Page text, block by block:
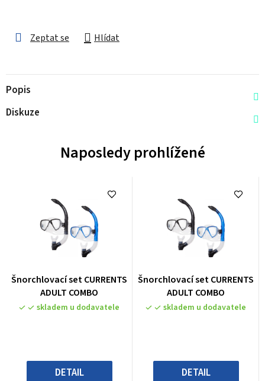
Zeptat se Hlídat
Popis
Diskuze
Naposledy prohlížené
Průměrné
hodnocení
produktu
hvězdiček.
Šnorchlovací set CURRENTS
ADULT COMBO
skladem u dodavatele
DETAIL
Průměrné
hodnocení
produktu
hvězdiček.
Šnorchlovací set CURRENTS
ADULT COMBO
skladem u dodavatele
DETAIL